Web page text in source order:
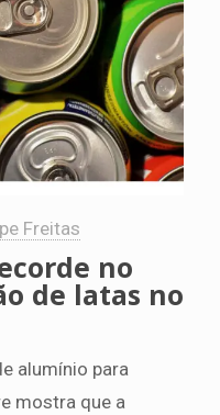
Freitas
no
de latas no
alumínio para
mostra que a